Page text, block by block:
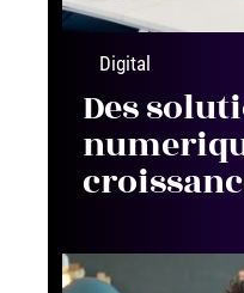
Digital
Des